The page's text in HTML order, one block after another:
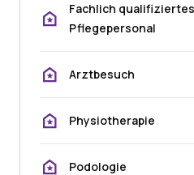
Fachlich
Pflegepersonal
Arztbesuch
Physiotherapie
Podologie